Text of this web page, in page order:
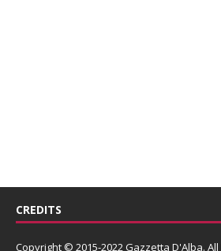
CREDITS
Copyright © 2015-2022 Gazzetta D'Alba.